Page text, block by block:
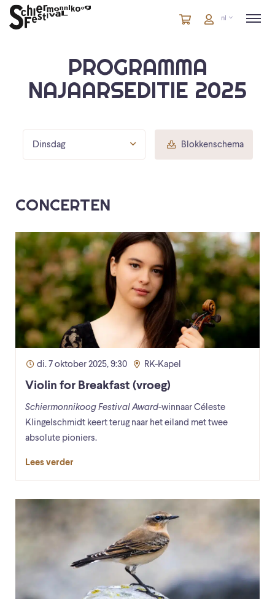
Winkelmandje
artikelen
Account
nl
PROGRAMMA
NAJAARSEDITIE 2025
Dinsdag Blokkenschema
CONCERTEN
di. 7 oktober 2025, 9:30 RK-Kapel
Violin for Breakfast (vroeg)
Schiermonnikoog Festival Award-winnaar Céleste
Klingelschmidt keert terug naar het eiland met twee
absolute pioniers.
Lees verder